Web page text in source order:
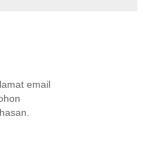
email